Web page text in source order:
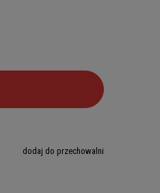
dodaj do przechowalni